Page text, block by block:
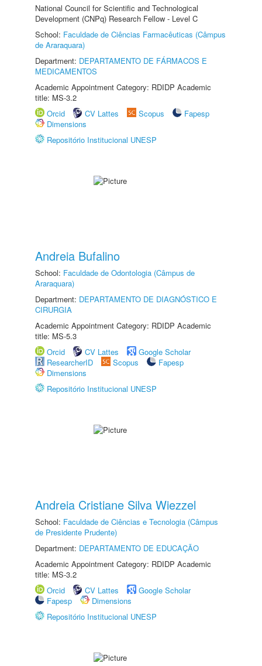
National Council for Scientific and Technological
Development (CNPq) Research Fellow - Level C
School: Faculdade de Ciências Farmacêuticas (Câmpus
de Araraquara)
Department: DEPARTAMENTO DE FÁRMACOS E
MEDICAMENTOS
Academic Appointment Category: RDIDP Academic
title: MS-3.2
Orcid
CV Lattes Scopus
Fapesp
Dimensions
Repositório Institucional UNESP
Andreia Bufalino
School: Faculdade de Odontologia (Câmpus de
Araraquara)
Department: DEPARTAMENTO DE DIAGNÓSTICO E
CIRURGIA
Academic Appointment Category: RDIDP Academic
title: MS-5.3
Orcid
CV Lattes
Google Scholar
ResearcherID
Scopus
Fapesp
Dimensions
Repositório Institucional UNESP
Andreia Cristiane Silva Wiezzel
School: Faculdade de Ciências e Tecnologia (Câmpus
de Presidente Prudente)
Department: DEPARTAMENTO DE EDUCAÇÃO
Academic Appointment Category: RDIDP Academic
title: MS-3.2
Orcid
CV Lattes
Google Scholar
Fapesp
Dimensions
Repositório Institucional UNESP